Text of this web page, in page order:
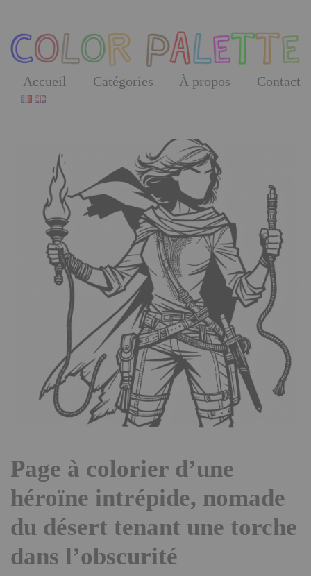
the
content
Accueil Catégories À propos Contact
Page à colorier d’une
héroïne intrépide, nomade
du désert tenant une torche
dans l’obscurité